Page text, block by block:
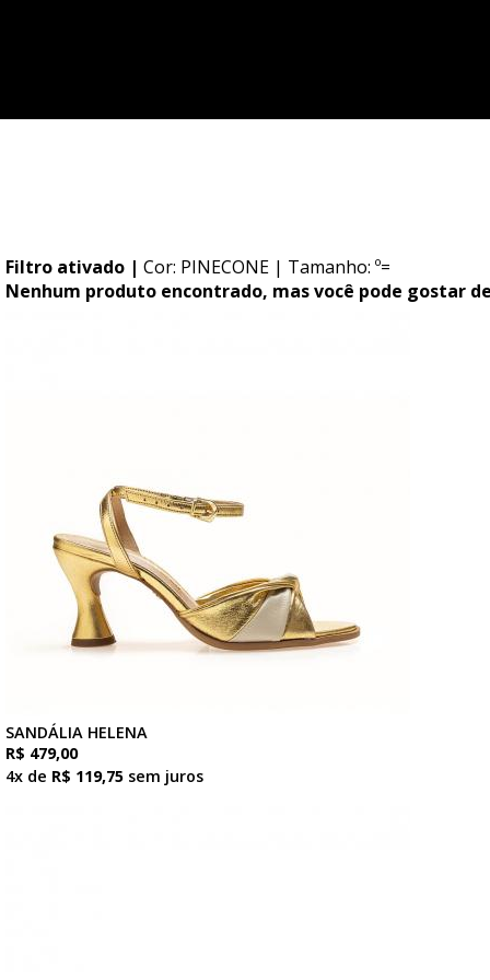
Filtro ativado | Cor: PINECONE | Tamanho: º=
Nenhum produto encontrado, mas você pode gostar
SANDÁLIA HELENA
R$ 479,00
4x de R$ 119,75 sem juros